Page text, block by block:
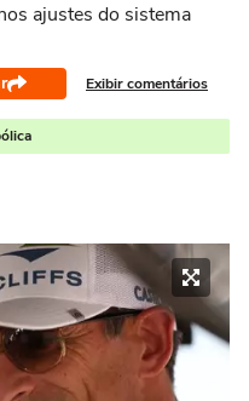
ajustes do sistema
Exibir comentários